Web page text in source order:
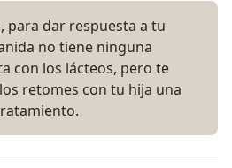
para dar respuesta a tu
no tiene ninguna
con los lácteos, pero te
retomes con tu hija una